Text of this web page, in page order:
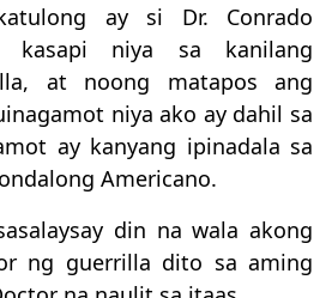
ay si Dr. Conrado
niya sa kanilang
at noong matapos ang
niya ako ay dahil sa
ay kanyang ipinadala sa
Americano.
din na wala akong
ng guerrilla dito sa aming